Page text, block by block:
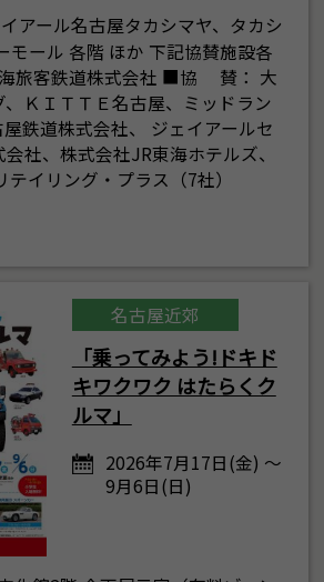
ール名古屋タカシマヤ、タカシ
モール 各階 ほか 下記協賛施設各
旅客鉄道株式会社 ■協 賛： 大
ＫＩＴＴＥ名古屋、ミッドラン
屋鉄道株式会社、 ジェイアールセ
社、株式会社JR東海ホテルズ、
イリング・プラス（7社）
名古屋近郊
「乗ってみよう!ドキド
キワクワク はたらくク
ルマ」
2026年7月17日(金) ～
9月6日(日)